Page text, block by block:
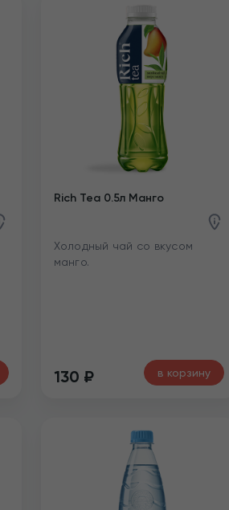
Rich Tea 0.5л Манго
Холодный чай со вкусом
манго.
130 ₽ в корзину